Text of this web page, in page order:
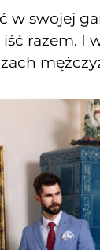
w swojej
razem. I